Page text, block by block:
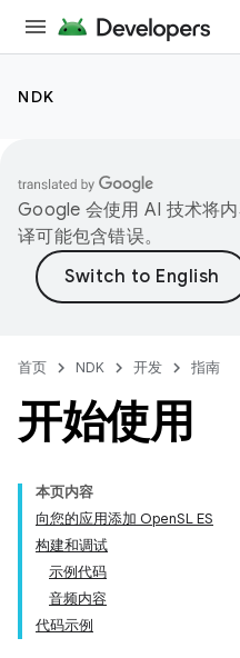
NDK
Google 会使用 AI 技术将
译可能包含错误。
首页 NDK 开发 指南
开始使用
本页内容
向您的应用添加 OpenSL ES
构建和调试
示例代码
音频内容
代码示例